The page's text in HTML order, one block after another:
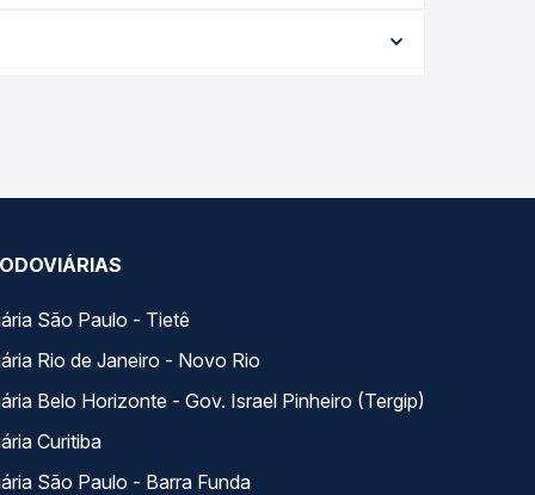
em tempo real e garante a melhor oferta
São Paulo - Tietê
Rio de Janeiro - Novo Rio
Belo Horizonte - Gov. Israel Pinheiro (Tergip)
Curitiba
São Paulo - Barra Funda